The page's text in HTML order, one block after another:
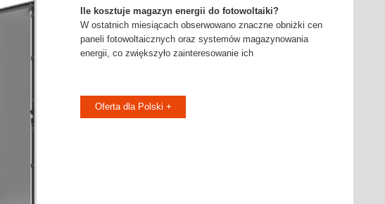
Ile kosztuje magazyn energii do fotowoltaiki?
W ostatnich miesiącach obserwowano znaczne obniżki cen
paneli fotowoltaicznych oraz systemów magazynowania
energii, co zwiększyło zainteresowanie ich
Oferta dla Polski +